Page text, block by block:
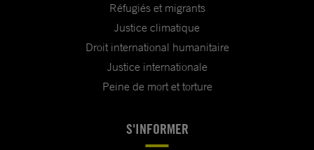
Réfugiés et migrants
Justice climatique
Droit international humanitaire
Justice internationale
Peine de mort et torture
S'INFORMER